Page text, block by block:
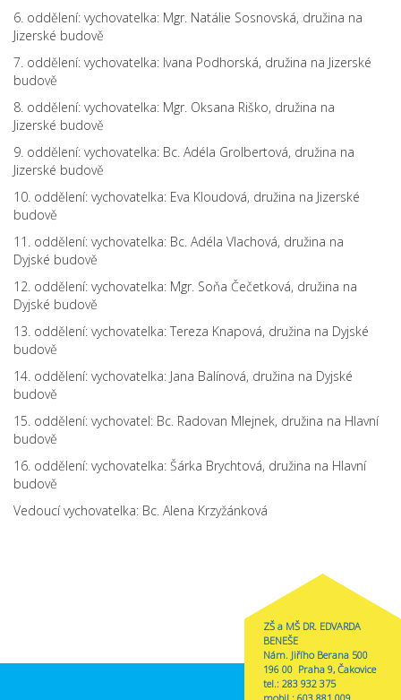
6. oddělení: vychovatelka: Mgr. Natálie Sosnovská, družina na
Jizerské budově
7. oddělení: vychovatelka: Ivana Podhorská, družina na Jizerské
budově
8. oddělení: vychovatelka: Mgr. Oksana Riško, družina na
Jizerské budově
9. oddělení: vychovatelka: Bc. Adéla Grolbertová, družina na
Jizerské budově
10. oddělení: vychovatelka: Eva Kloudová, družina na Jizerské
budově
11. oddělení: vychovatelka: Bc. Adéla Vlachová, družina na
Dyjské budově
12. oddělení: vychovatelka: Mgr. Soňa Čečetková, družina na
Dyjské budově
13. oddělení: vychovatelka: Tereza Knapová, družina na Dyjské
budově
14. oddělení: vychovatelka: Jana Balínová, družina na Dyjské
budově
15. oddělení: vychovatel: Bc. Radovan Mlejnek, družina na Hlavní
budově
16. oddělení: vychovatelka: Šárka Brychtová, družina na Hlavní
budově
Vedoucí vychovatelka: Bc. Alena Krzyžánková
ZŠ a MŠ DR. EDVARDA
BENEŠE
Nám. Jiřího Berana 500
196 00 Praha 9, Čakovice
tel.: 283 932 375